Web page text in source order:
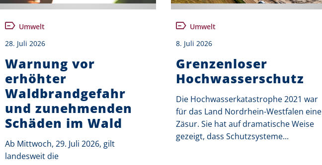
Umwelt
28. Juli 2026
Warnung vor
erhöhter
Waldbrandgefahr
und zunehmenden
Schäden im Wald
Ab Mittwoch, 29. Juli 2026, gilt
landesweit die
Umwelt
8. Juli 2026
Grenzenloser
Hochwasserschutz
Die Hochwasserkatastrophe 2021 war
für das Land Nordrhein-Westfalen eine
Zäsur. Sie hat auf dramatische Weise
gezeigt, dass Schutzsysteme...